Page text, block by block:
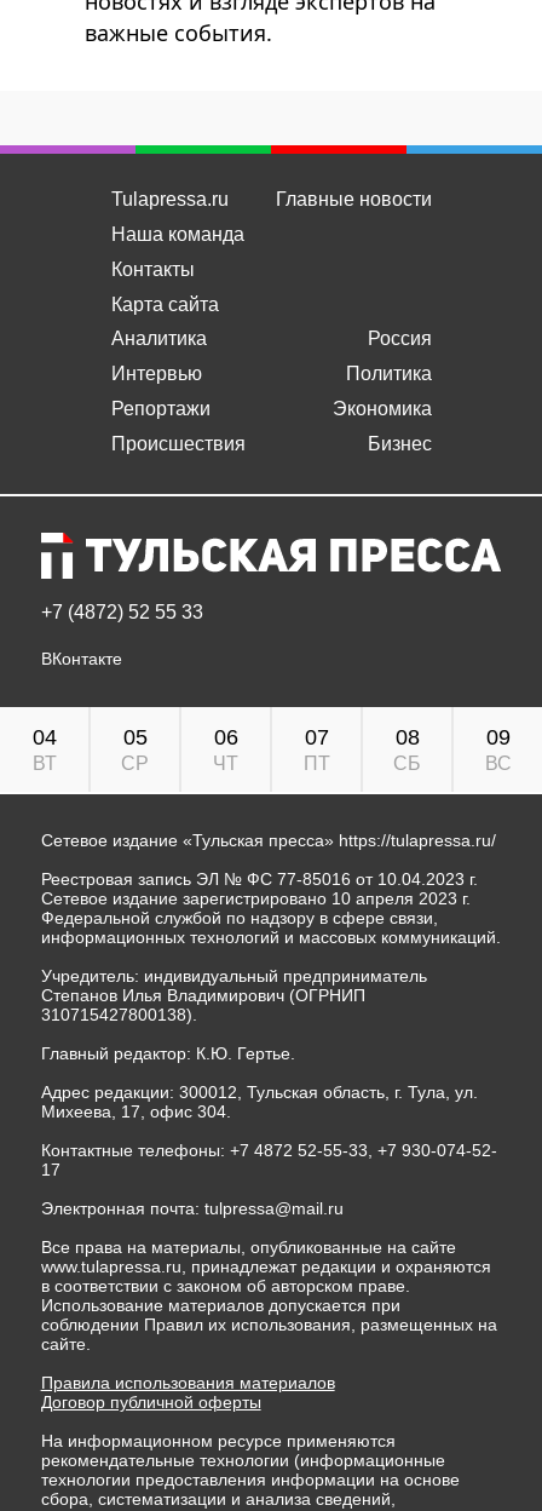
важные события.
Tulapressa.ru
Наша команда
Контакты
Карта сайта
Главные новости
Аналитика
Интервью
Репортажи
Происшествия
Россия
Политика
Экономика
Бизнес
+7 (4872) 52 55 33
ВКонтакте
04
ВТ
05
СР
06
ЧТ
07
ПТ
08
СБ
09
ВС
Сетевое издание «Тульская пресса» https://tulapressa.ru/
Реестровая запись ЭЛ № ФС 77-85016 от 10.04.2023 г.
Сетевое издание зарегистрировано 10 апреля 2023 г.
Федеральной службой по надзору в сфере связи,
информационных технологий и массовых коммуникаций.
Учредитель: индивидуальный предприниматель
Степанов Илья Владимирович (ОГРНИП
310715427800138).
Главный редактор: К.Ю. Гертье.
Адрес редакции: 300012, Тульская область, г. Тула, ул.
Михеева, 17, офис 304.
Контактные телефоны: +7 4872 52-55-33, +7 930-074-52-
17
Электронная почта: tulpressa@mail.ru
Все права на материалы, опубликованные на сайте
www.tulapressa.ru, принадлежат редакции и охраняются
в соответствии с законом об авторском праве.
Использование материалов допускается при
соблюдении Правил их использования, размещенных на
сайте.
Правила использования материалов
Договор публичной оферты
На информационном ресурсе применяются
рекомендательные технологии (информационные
технологии предоставления информации на основе
сбора, систематизации и анализа сведений,